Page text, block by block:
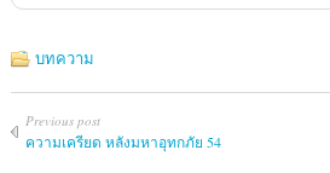
บทความ
Previous post
ความเครียด หลังมหาอุทกภัย 54